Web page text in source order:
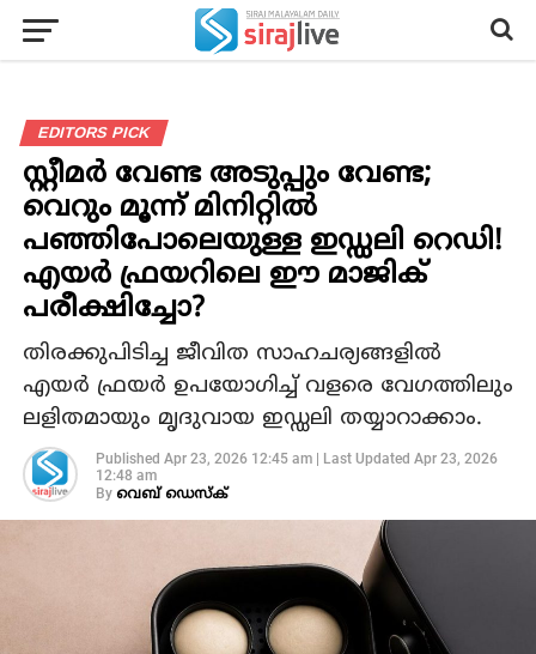
EDITORS PICK
സ്റ്റീമർ വേണ്ട അടുപ്പും വേണ്ട;
വെറും മൂന്ന് മിനിറ്റിൽ
പഞ്ഞിപോലെയുള്ള ഇഡ്ഡലി റെഡി!
എയർ ഫ്രയറിലെ ഈ മാജിക്
പരീക്ഷിച്ചോ?
തിരക്കുപിടിച്ച ജീവിത സാഹചര്യങ്ങളിൽ
എയർ ഫ്രയർ ഉപയോഗിച്ച് വളരെ വേഗത്തിലും
ലളിതമായും മൃദുവായ ഇഡ്ഡലി തയ്യാറാക്കാം.
Published Apr 23, 2026 12:45 am| Last Updated Apr 23, 2026
12:48 am
By വെബ് ഡെസ്‌ക്